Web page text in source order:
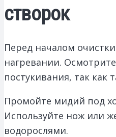
створок
Перед началом
нагревании.
постукивания, так
Промойте мидий под
Используйте нож или
водорослями.